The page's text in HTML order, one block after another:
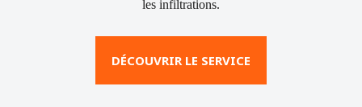
les infiltrations.
DÉCOUVRIR LE SERVICE